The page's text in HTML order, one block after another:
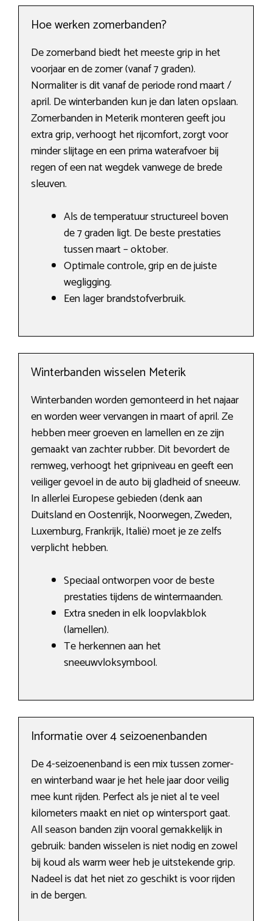
Hoe werken zomerbanden?
De zomerband biedt het meeste grip in het
voorjaar en de zomer (vanaf 7 graden).
Normaliter is dit vanaf de periode rond maart /
april. De winterbanden kun je dan laten opslaan.
Zomerbanden in Meterik monteren geeft jou
extra grip, verhoogt het rijcomfort, zorgt voor
minder slijtage en een prima waterafvoer bij
regen of een nat wegdek vanwege de brede
sleuven.
Als de temperatuur structureel boven
de 7 graden ligt. De beste prestaties
tussen maart – oktober.
Optimale controle, grip en de juiste
wegligging.
Een lager brandstofverbruik.
Winterbanden wisselen Meterik
Winterbanden worden gemonteerd in het najaar
en worden weer vervangen in maart of april. Ze
hebben meer groeven en lamellen en ze zijn
gemaakt van zachter rubber. Dit bevordert de
remweg, verhoogt het gripniveau en geeft een
veiliger gevoel in de auto bij gladheid of sneeuw.
In allerlei Europese gebieden (denk aan
Duitsland en Oostenrijk, Noorwegen, Zweden,
Luxemburg, Frankrijk, Italië) moet je ze zelfs
verplicht hebben.
Speciaal ontworpen voor de beste
prestaties tijdens de wintermaanden.
Extra sneden in elk loopvlakblok
(lamellen).
Te herkennen aan het
sneeuwvloksymbool.
Informatie over 4 seizoenenbanden
De 4-seizoenenband is een mix tussen zomer-
en winterband waar je het hele jaar door veilig
mee kunt rijden. Perfect als je niet al te veel
kilometers maakt en niet op wintersport gaat.
All season banden zijn vooral gemakkelijk in
gebruik: banden wisselen is niet nodig en zowel
bij koud als warm weer heb je uitstekende grip.
Nadeel is dat het niet zo geschikt is voor rijden
in de bergen.